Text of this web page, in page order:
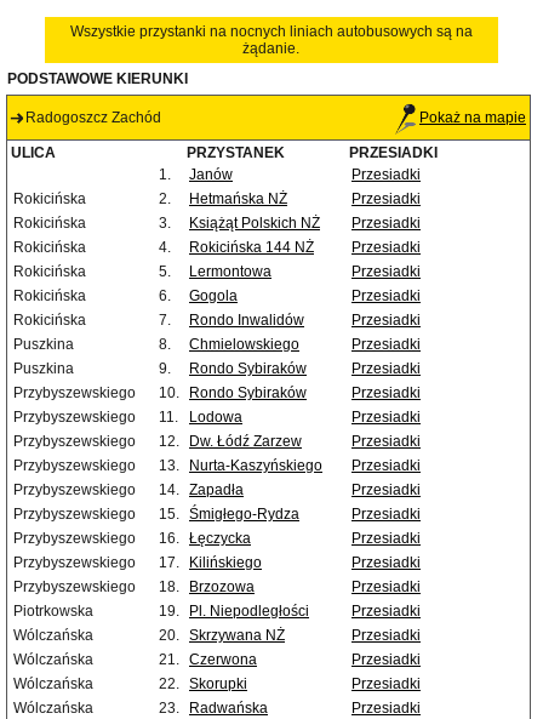
Wszystkie przystanki na nocnych liniach autobusowych są na
żądanie.
PODSTAWOWE KIERUNKI
Radogoszcz Zachód Pokaż na mapie
ULICA PRZYSTANEK
PRZESIADKI
1.
Janów
Przesiadki
Rokicińska
2. Hetmańska NŻ
Przesiadki
Rokicińska
3. Książąt Polskich NŻ
Przesiadki
Rokicińska
4. Rokicińska 144 NŻ
Przesiadki
Rokicińska
5. Lermontowa
Przesiadki
Rokicińska
6. Gogola
Przesiadki
Rokicińska
7. Rondo Inwalidów
Przesiadki
Puszkina
8. Chmielowskiego
Przesiadki
Puszkina
9. Rondo Sybiraków
Przesiadki
Przybyszewskiego
10. Rondo Sybiraków
Przesiadki
Przybyszewskiego
11. Lodowa
Przesiadki
Przybyszewskiego
12. Dw. Łódź Zarzew
Przesiadki
Przybyszewskiego
13. Nurta-Kaszyńskiego
Przesiadki
Przybyszewskiego
14. Zapadła
Przesiadki
Przybyszewskiego
15. Śmigłego-Rydza
Przesiadki
Przybyszewskiego
16. Łęczycka
Przesiadki
Przybyszewskiego
17. Kilińskiego
Przesiadki
Przybyszewskiego
18. Brzozowa
Przesiadki
Piotrkowska
19. Pl. Niepodległości
Przesiadki
Wólczańska
20. Skrzywana NŻ
Przesiadki
Wólczańska
21. Czerwona
Przesiadki
Wólczańska
22. Skorupki
Przesiadki
Wólczańska
23. Radwańska
Przesiadki